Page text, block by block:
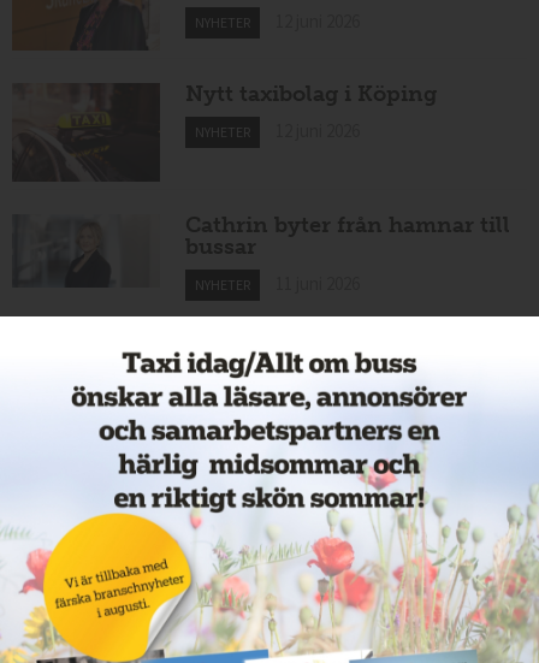
NYHETER
Nytt taxibolag i Köping
NYHETER
Cathrin byter från hamnar till
bussar
NYHETER
Nytt taxiföretag i Sigtuna
NYHETER 11 juni 2026
Nytt taxibolag i Borlänge
NYHETER 11 juni 2026
Taxibommar fick inte avsedd
effekt vid Lund C